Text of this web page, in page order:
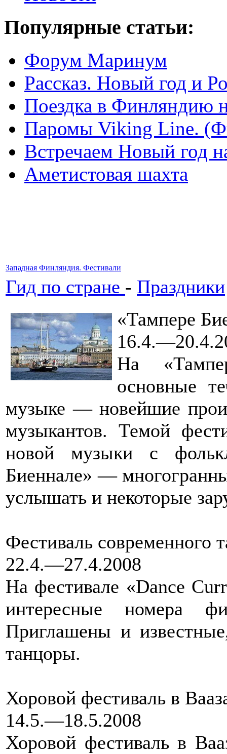
Популярные статьи:
Форум Маринум
Рассказ. Новый год и
Поездка в Финляндию
Паромы Viking Line.
Встречаем Новый год
Аметистовая шахта
Западная Финляндия. Фестивали
Гид по стране - Праздники
«Тампере
На
основные
музыке — новейшие
музыкантов. Темой
новой музыки с
Биеннале» —
услышать и некоторые
Фестиваль современного
22.4.—27.4.2008
На фестивале «Dance
интересные номера
Приглашены и
танцоры.
Хоровой фестиваль в
14.5.—18.5.2008
Хоровой фестиваль в